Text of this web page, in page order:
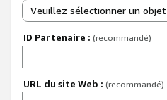
Veuillez sélectionner un objet
ID Partenaire : (recommandé)
URL du site Web : (recommandé)